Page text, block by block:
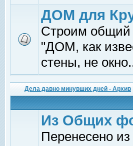
ДОМ для
Строим
"ДОМ, как
стены, не
Дела давно минувших дней - Архив
Из Общих
Перенесено